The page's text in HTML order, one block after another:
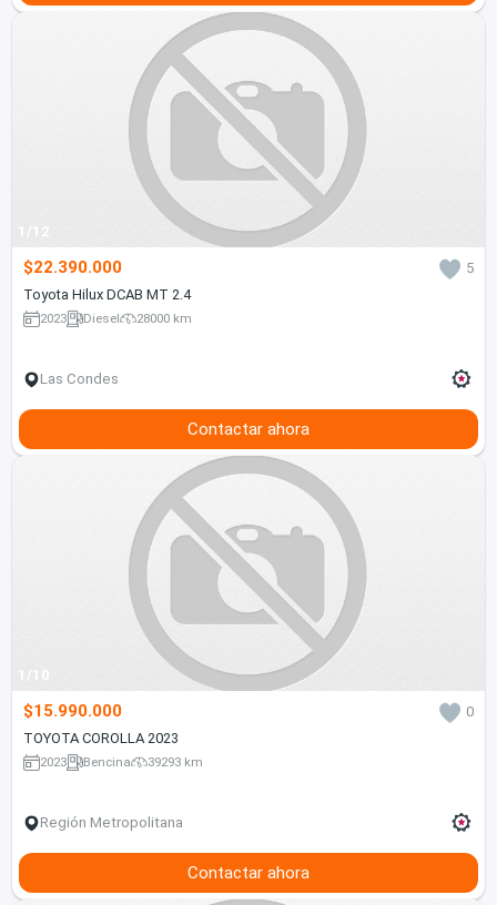
1/12
$22.390.000
5
Toyota Hilux DCAB MT 2.4
2023 Diesel 28000 km
Las Condes
Contactar ahora
1/10
$15.990.000
0
TOYOTA COROLLA 2023
2023 Bencina 39293 km
Región Metropolitana
Contactar ahora